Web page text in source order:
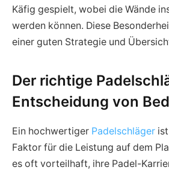
Käfig gespielt, wobei die Wände
werden können. Diese
einer guten Strategie und
Der richtige
Entscheidung von
Ein hochwertiger Padelschläger
Faktor für die Leistung auf dem
es oft vorteilhaft, ihre Padel-